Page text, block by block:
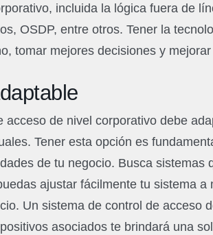
incluida la lógica fuera de
OSDP, entre otros. Tener la
tomar mejores decisiones y
acceso de nivel corporativo debe
Tener esta opción es
de tu negocio. Busca sistemas
ajustar fácilmente tu sistema a
Un sistema de control de acceso
asociados te brindará una